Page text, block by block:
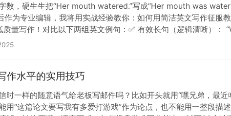
数，硬生生把“Her mouth watered.”写成“Her mouth was
作为专业编辑，我将用实战经验教你：如何用简洁英文写作征
量写作！对比以下两组英文例句：✅ 有效长句（逻辑清晰）
作水平的实用技巧
时一样的随意语气给老板写邮件吗？比如开头就用“嘿兄弟，最
用“这篇论文要写我有多爱打游戏”作为论点，也不能用一整段